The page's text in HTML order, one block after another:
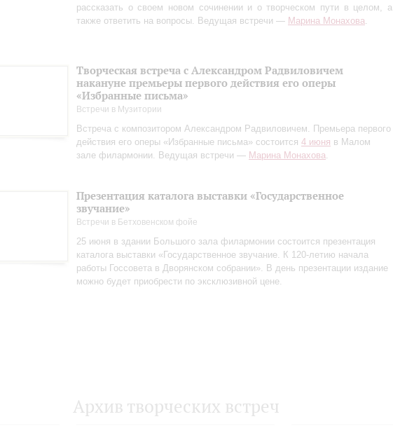
рассказать о своем новом сочинении и о творческом пути в целом, а
также ответить на вопросы. Ведущая встречи — Марина Монахова.
Творческая встреча с Александром Радвиловичем
накануне премьеры первого действия его оперы
«Избранные письма»
Встречи в Музитории
Встреча с композитором Александром Радвиловичем. Премьера первого
действия его оперы «Избранные письма» состоится 4 июня в Малом
зале филармонии. Ведущая встречи — Марина Монахова.
Презентация каталога выставки «Государственное
звучание»
Встречи в Бетховенском фойе
25 июня в здании Большого зала филармонии состоится презентация
каталога выставки «Государственное звучание. К 120‑летию начала
работы Госсовета в Дворянском собрании». В день презентации издание
можно будет приобрести по эксклюзивной цене.
Архив творческих встреч